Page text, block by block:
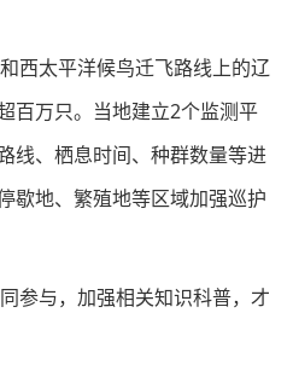
西太平洋候鸟迁飞路线上的辽
百万只。当地建立2个监测平
线、栖息时间、种群数量等进
歇地、繁殖地等区域加强巡护
参与，加强相关知识科普，才